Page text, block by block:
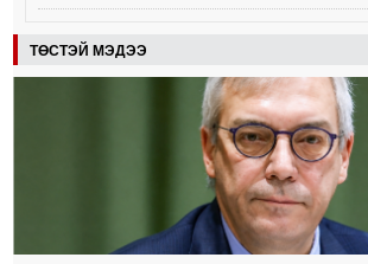
ТӨСТЭЙ МЭДЭЭ